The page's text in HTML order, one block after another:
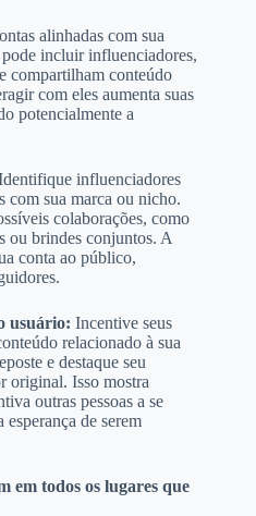
alinhadas com sua
pode incluir influenciadores,
compartilham conteúdo
com eles aumenta suas
potencialmente a
influenciadores
com sua marca ou nicho.
colaborações, como
ou brindes conjuntos. A
conta ao público,
usuário: Incentive seus
relacionado à sua
e destaque seu
original. Isso mostra
outras pessoas a se
de serem
em todos os lugares que